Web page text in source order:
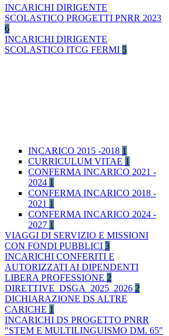
INCARICHI DIRIGENTE
SCOLASTICO PROGETTI PNRR 2023
6
INCARICHI DIRIGENTE
SCOLASTICO ITCG FERMI 5
INCARICO 2015 -2018 1
CURRICULUM VITAE 1
CONFERMA INCARICO 2021 -
2024 1
CONFERMA INCARICO 2018 -
2021 1
CONFERMA INCARICO 2024 -
2027 1
VIAGGI DI SERVIZIO E MISSIONI
CON FONDI PUBBLICI 3
INCARICHI CONFERITI E
AUTORIZZATI AI DIPENDENTI
LIBERA PROFESSIONE 2
DIRETTIVE_DSGA_2025_2026 2
DICHIARAZIONE DS ALTRE
CARICHE 1
INCARICHI DS PROGETTO PNRR
"STEM E MULTILINGUISMO DM. 65"